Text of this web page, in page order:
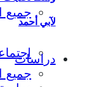
جميع
لآبي أحمد
دراسات
جميع